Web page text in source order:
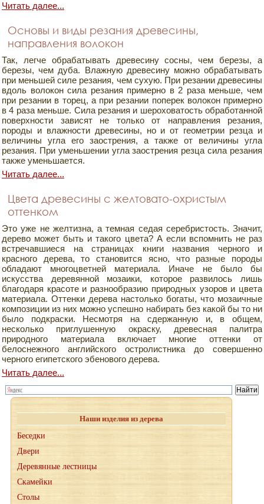
Читать далее...
Основы и виды резания древесины,
направления волокон
Так, легче обрабатывать древесину сосны, чем березы, а
березы, чем дуба. Влажную древесину можно обрабатывать
при меньшей силе резания, чем сухую. При резании древесины
вдоль волокон сила резания примерно в 2 раза меньше, чем
при резании в торец, а при резании поперек волокон примерно
в 4 раза меньше. Сила резания и шероховатость обработанной
поверхности зависят не только от направления резания,
породы и влажности древесины, но и от геометрии резца и
величины угла его заострения, а также от величины угла
резания. При уменьшении угла заострения резца сила резания
также уменьшается.
Читать далее...
Цвета древесины с желтовато-охристым
оттенком
Это уже не желтизна, а темная седая серебристость. Значит,
дерево может быть и такого цвета? А если вспомнить не раз
встречавшиеся на страницах книги названия черного и
красного дерева, то становится ясно, что разные породы
обладают многоцветней материала. Иначе не было бы
искусства деревянной мозаики, которое развилось лишь
благодаря красоте и разнообразию природных узоров и цвета
материала. Оттенки дерева настолько богаты, что мозаичные
композиции из них можно успешно набирать без какой бы то ни
было подкраски. Несмотря на сдержанную и, в общем,
несколько приглушенную окраску, древесная палитра
природного материала включает многие оттенки от
белоснежного английского остролистника до совершенно
черного египетского эбенового дерева.
Читать далее...
Наши изделия из дерева
Беседки
Двери
Деревянные лестницы
Скамейки
Столы